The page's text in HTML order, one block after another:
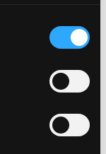
og frivillige.